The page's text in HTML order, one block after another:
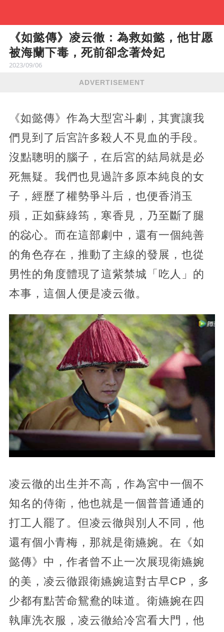
《如懿傳》凌云徹：為救如懿，他甘愿
被海蘭下毒，死前卻念著炩妃
2023/09/06
ADVERTISEMENT
《如懿傳》作為大型宮斗劇，其實讓我
們見到了后宮許多殺人不見血的手段。
沒點聰明的腦子，在后宮的結局就是必
死無疑。我們也見過許多原本純良的女
子，經歷了權勢爭斗后，也便香消玉
殞，正如蘇綠筠，寒香見，乃至斷了腿
的惢心。而在這部劇中，還有一個純善
的角色存在，推動了主線的發展，也從
男性的角度體現了這紫禁城「吃人」的
本事，這個人便是凌云徹。
凌云徹的出生并不高，作為宮中一個不
知名的侍衛，他也就是一個普普通通的
打工人罷了。但凌云徹與別人不同，他
還有個小青梅，那就是衛嬿婉。在《如
懿傳》中，作者曾不止一次展現衛嬿婉
的美，凌云徹跟衛嬿婉這對古早CP，多
少都有點苦命鴛鴦的味道。衛嬿婉在四
執庫洗衣服，凌云徹給冷宮看大門，他